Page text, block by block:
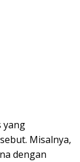
yang
Misalnya,
dengan